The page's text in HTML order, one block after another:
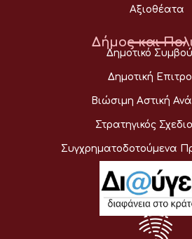
Αξιοθέατα
Δήμος και
Δημοτικό
Δημοτική
Βιώσιμη Αστική
Στρατηγικός
Συγχρηματοδοτούμενα